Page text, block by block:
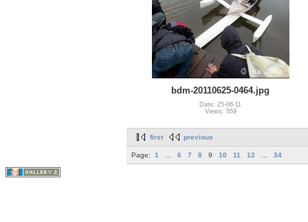
bdm-20110625-0464.jpg
Date: 25-06-11
Views: 559
first previous
Page: 1 6 7 8 9 10 11 12 34